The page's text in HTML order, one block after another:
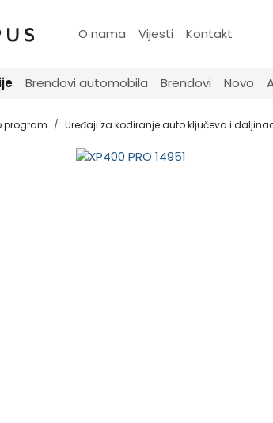
O nama Vijesti Kontakt
Brendovi automobila Brendovi Novo
program Uređaji za kodiranje auto ključeva i